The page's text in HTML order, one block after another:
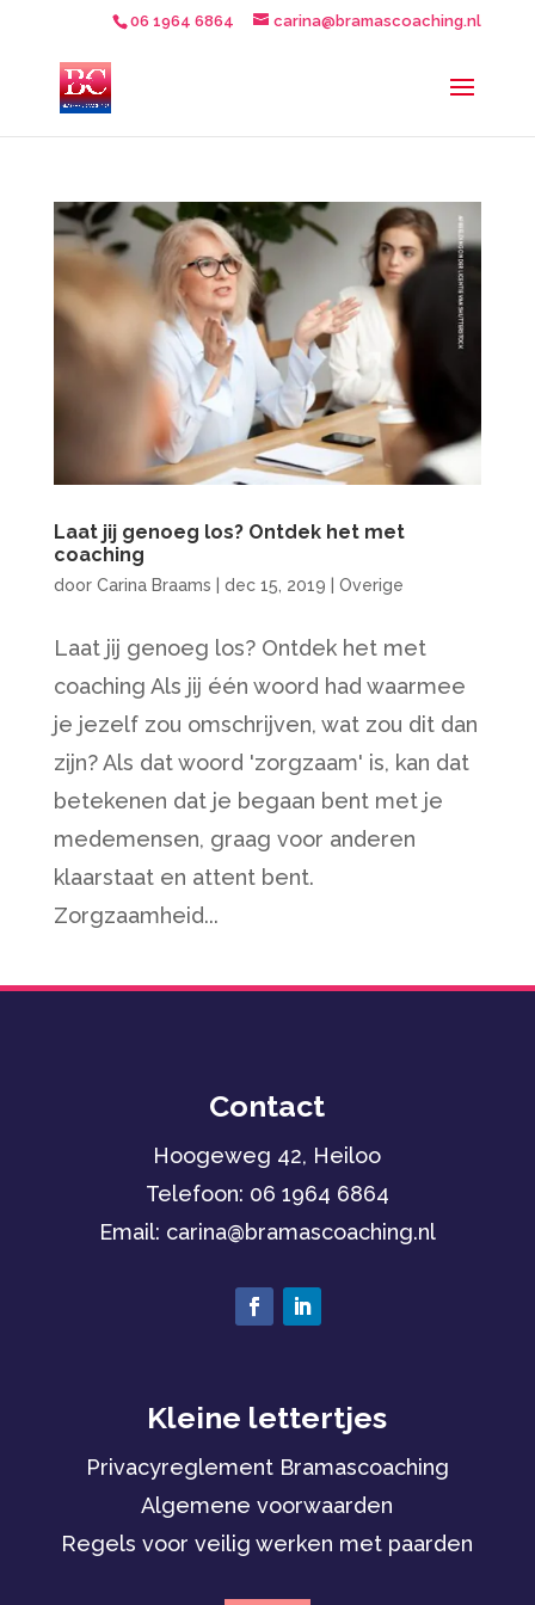
06 1964 6864 carina@bramascoaching.nl
Laat jij genoeg los? Ontdek het met
coaching
door Carina Braams dec 15, 2019 Overige
Laat jij genoeg los? Ontdek het met
coaching Als jij één woord had waarmee
je jezelf zou omschrijven, wat zou dit dan
zijn? Als dat woord 'zorgzaam' is, kan dat
betekenen dat je begaan bent met je
medemensen, graag voor anderen
klaarstaat en attent bent.
Zorgzaamheid...
Contact
Hoogeweg 42, Heiloo
Telefoon: 06 1964 6864
Email: carina@bramascoaching.nl
Kleine lettertjes
Privacyreglement Bramascoaching
Algemene voorwaarden
Regels voor veilig werken met paarden